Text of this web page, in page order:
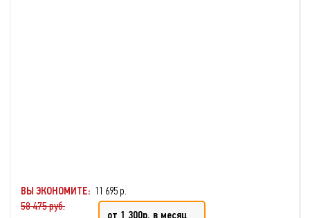
ВЫ ЭКОНОМИТЕ: 11 695 р.
58 475 руб.
от 1 300р. в месяц